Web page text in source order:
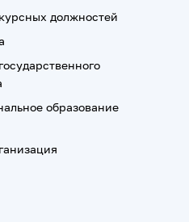
должностей
образование